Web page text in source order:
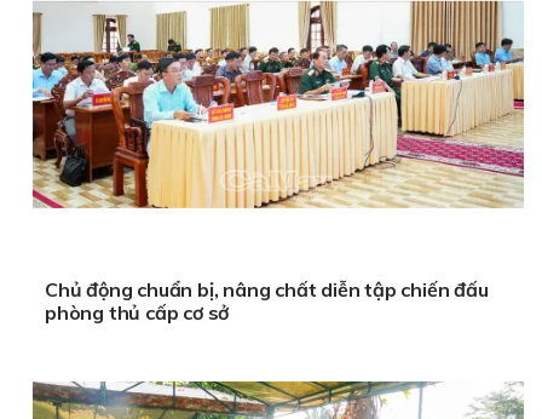
Chủ động chuẩn bị, nâng chất diễn tập chiến đấu
phòng thủ cấp cơ sở